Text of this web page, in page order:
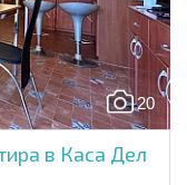
20
в Каса Дел